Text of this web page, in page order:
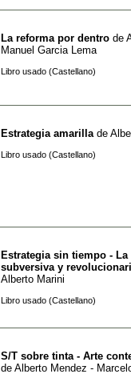
La reforma por dentro de
Manuel Garcia Lema
Libro usado (Castellano)
Estrategia amarilla de
Libro usado (Castellano)
Estrategia sin tiempo - La
subversiva y
Alberto Marini
Libro usado (Castellano)
S/T sobre tinta - Arte
de Alberto Mendez -